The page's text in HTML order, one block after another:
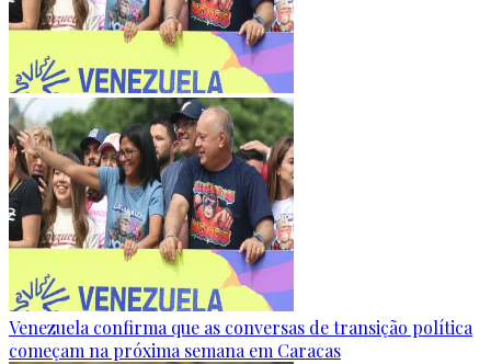
Venezuela confirma que as conversas de transição política
começam na próxima semana em Caracas